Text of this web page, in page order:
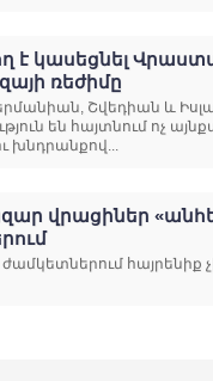
է կասեցնել
ռեժիմը
Շվեդիան և
են հայտնում ոչ
խնդրանքով...
վրացիներ
հայրենիք